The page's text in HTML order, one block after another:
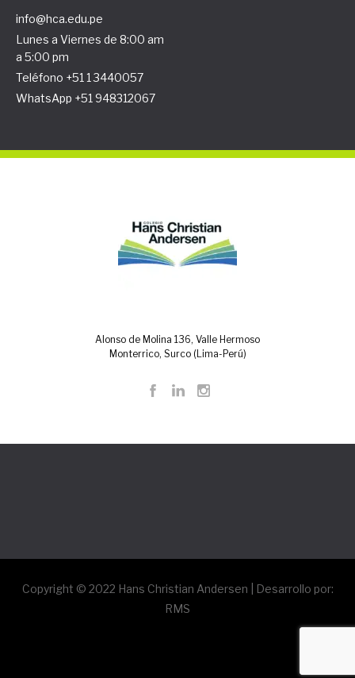
info@hca.edu.pe
Lunes a Viernes de 8:00 am
a 5:00 pm
Teléfono +51 1 3440057
WhatsApp +51 948312067
Alonso de Molina 136, Valle Hermoso
Monterrico, Surco (Lima-Perú)
Copyright © 2022 Hans Christian Andersen | Desarrollo por:
RMS